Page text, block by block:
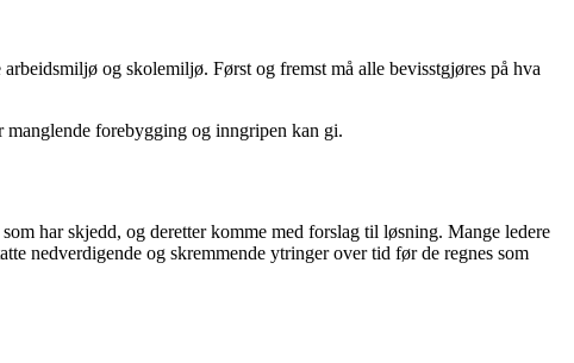
og skolemiljø. Først og fremst må alle bevisstgjøres på hva
forebygging og inngripen kan gi.
har skjedd, og deretter komme med forslag til løsning. Mange ledere
nedverdigende og skremmende ytringer over tid før de regnes som